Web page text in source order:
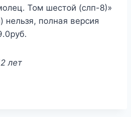
Том шестой (слп-8)»
нельзя, полная версия
лет